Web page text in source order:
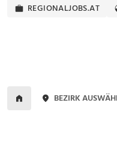
REGIONALJOBS.AT
BEZIRK